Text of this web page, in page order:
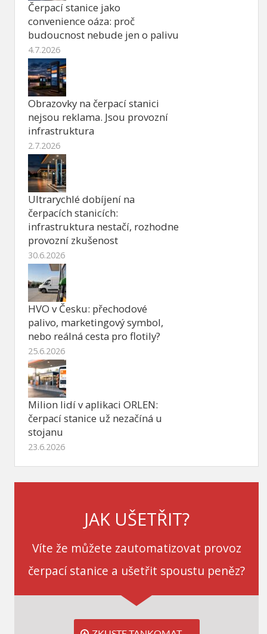
Čerpací stanice jako
convenience oáza: proč
budoucnost nebude jen o palivu
4.7.2026
Obrazovky na čerpací stanici
nejsou reklama. Jsou provozní
infrastruktura
2.7.2026
Ultrarychlé dobíjení na
čerpacích stanicích:
infrastruktura nestačí, rozhodne
provozní zkušenost
30.6.2026
HVO v Česku: přechodové
palivo, marketingový symbol,
nebo reálná cesta pro flotily?
25.6.2026
Milion lidí v aplikaci ORLEN:
čerpací stanice už nezačíná u
stojanu
23.6.2026
JAK UŠETŘIT?
Víte že můžete zautomatizovat provoz
čerpací stanice a ušetřit spoustu peněz?